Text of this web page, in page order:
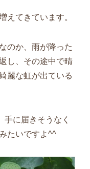
えてきています。
のか、雨が降った
し、その途中で晴
麗な虹が出ている
に届きそうなく
たいですよ^^